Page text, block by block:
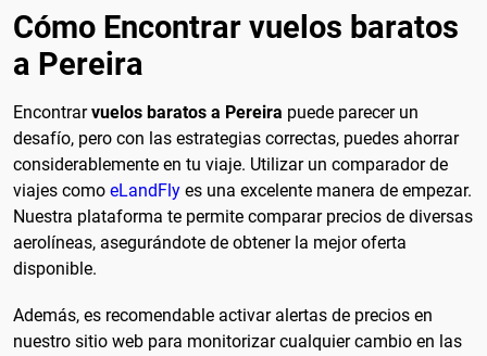
Cómo Encontrar vuelos baratos
a Pereira
Encontrarvuelos baratos a Pereira puede parecer un
desafío, pero con las estrategias correctas, puedes ahorrar
considerablemente en tu viaje. Utilizar un comparador de
viajes como eLandFly es una excelente manera de empezar.
Nuestra plataforma te permite comparar precios de diversas
aerolíneas, asegurándote de obtener la mejor oferta
disponible.
Además, es recomendable activar alertas de precios en
nuestro sitio web para monitorizar cualquier cambio en las